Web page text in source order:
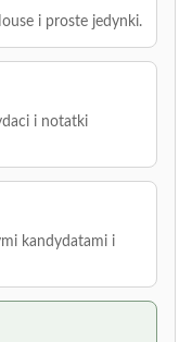
i proste jedynki.
i notatki
kandydatami i